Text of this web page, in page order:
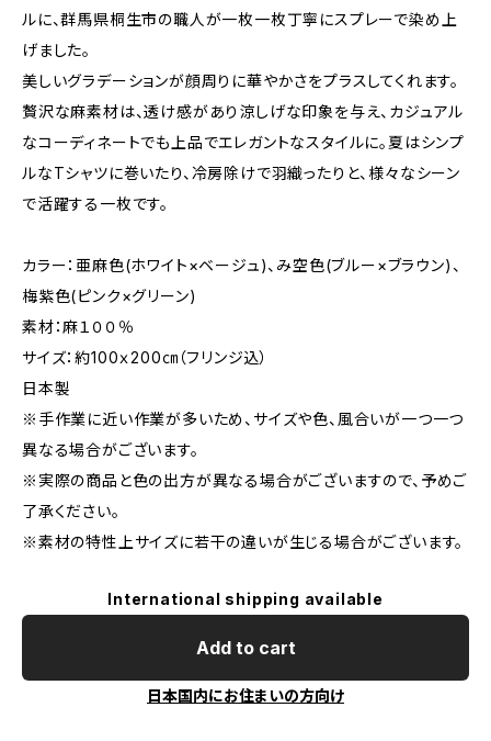
ルに、群馬県桐生市の職人が一枚一枚丁寧にスプレーで染め上
げました。
美しいグラデーションが顔周りに華やかさをプラスしてくれます。
贅沢な麻素材は、透け感があり涼しげな印象を与え、カジュアル
なコーディネートでも上品でエレガントなスタイルに。夏はシンプ
ルなTシャツに巻いたり、冷房除けで羽織ったりと、様々なシーン
で活躍する一枚です。
カラー：亜麻色(ホワイト×ベージュ)、み空色(ブルー×ブラウン)、
梅紫色(ピンク×グリーン)
素材：麻１００％
サイズ：約100ｘ200㎝（フリンジ込）
日本製
※手作業に近い作業が多いため、サイズや色、風合いが一つ一つ
異なる場合がございます。
※実際の商品と色の出方が異なる場合がございますので、予めご
了承ください。
※素材の特性上サイズに若干の違いが生じる場合がございます。
International shipping available
Add to cart
日本国内にお住まいの方向け